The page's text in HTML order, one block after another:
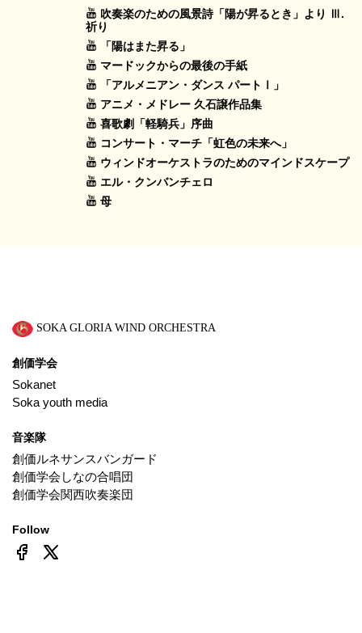
吹奏楽のための風景詩「陽が昇るとき」より Ⅲ.
祈り
「陽はまた昇る」
マードックからの最後の手紙
「アルメニアン・ダンス パートⅠ」
アニメ・メドレー 久石譲作品集
喜歌劇「軽騎兵」序曲
コンサート・マーチ「虹色の未来へ」
ウィンドオーケストラのためのマインドスケープ
エル・クンバンチェロ
母
SOKA GLORIA WIND ORCHESTRA
創価学会
Sokanet
Soka youth media
音楽隊
創価ルネサンスバンガード
創価学会しなの合唱団
創価学会関西吹奏楽団
Follow